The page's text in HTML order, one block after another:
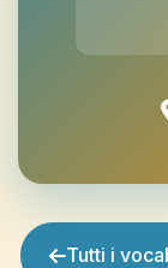
Tutti i